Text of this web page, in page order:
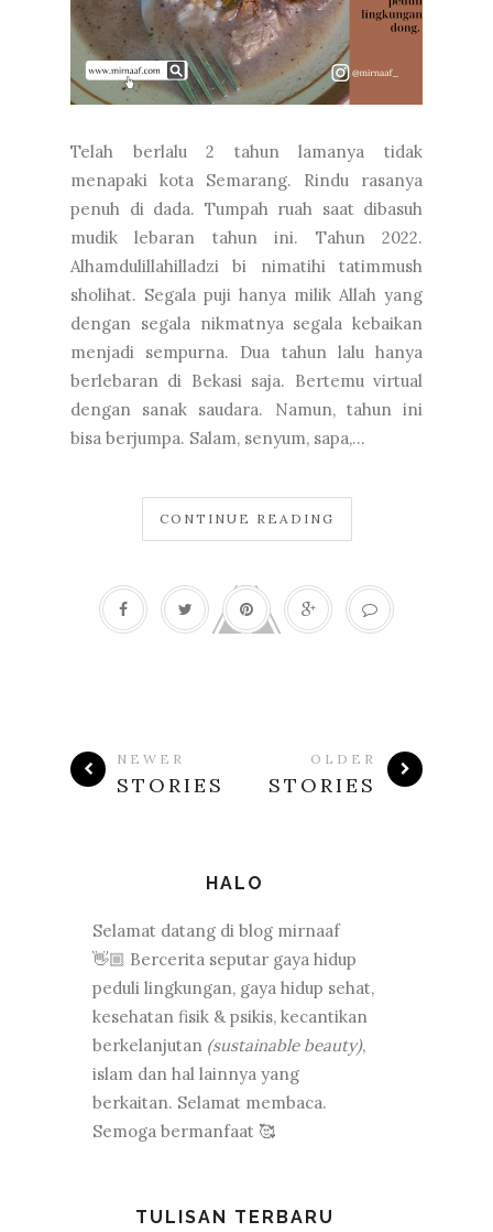
Telah berlalu 2 tahun lamanya tidak
menapaki kota Semarang. Rindu rasanya
penuh di dada. Tumpah ruah saat dibasuh
mudik lebaran tahun ini. Tahun 2022.
Alhamdulillahilladzi bi nimatihi tatimmush
sholihat. Segala puji hanya milik Allah yang
dengan segala nikmatnya segala kebaikan
menjadi sempurna. Dua tahun lalu hanya
berlebaran di Bekasi saja. Bertemu virtual
dengan sanak saudara. Namun, tahun ini
bisa berjumpa. Salam, senyum, sapa,...
CONTINUE READING
NEWER
STORIES
OLDER
STORIES
HALO
Selamat datang di blog mirnaaf
👋🏼 Bercerita seputar gaya hidup
peduli lingkungan, gaya hidup sehat,
kesehatan fisik & psikis, kecantikan
berkelanjutan (sustainable beauty),
islam dan hal lainnya yang
berkaitan. Selamat membaca.
Semoga bermanfaat 🥰
TULISAN TERBARU